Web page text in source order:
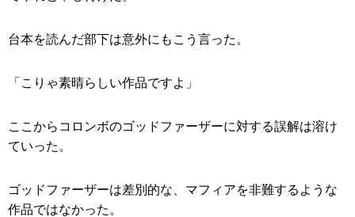
台本を読んだ部下は意外にもこう言った。
「こりゃ素晴らしい作品ですよ」
ここからコロンボのゴッドファーザーに対する誤解は溶け
ていった。
ゴッドファーザーは差別的な、マフィアを非難するような
作品ではなかった。